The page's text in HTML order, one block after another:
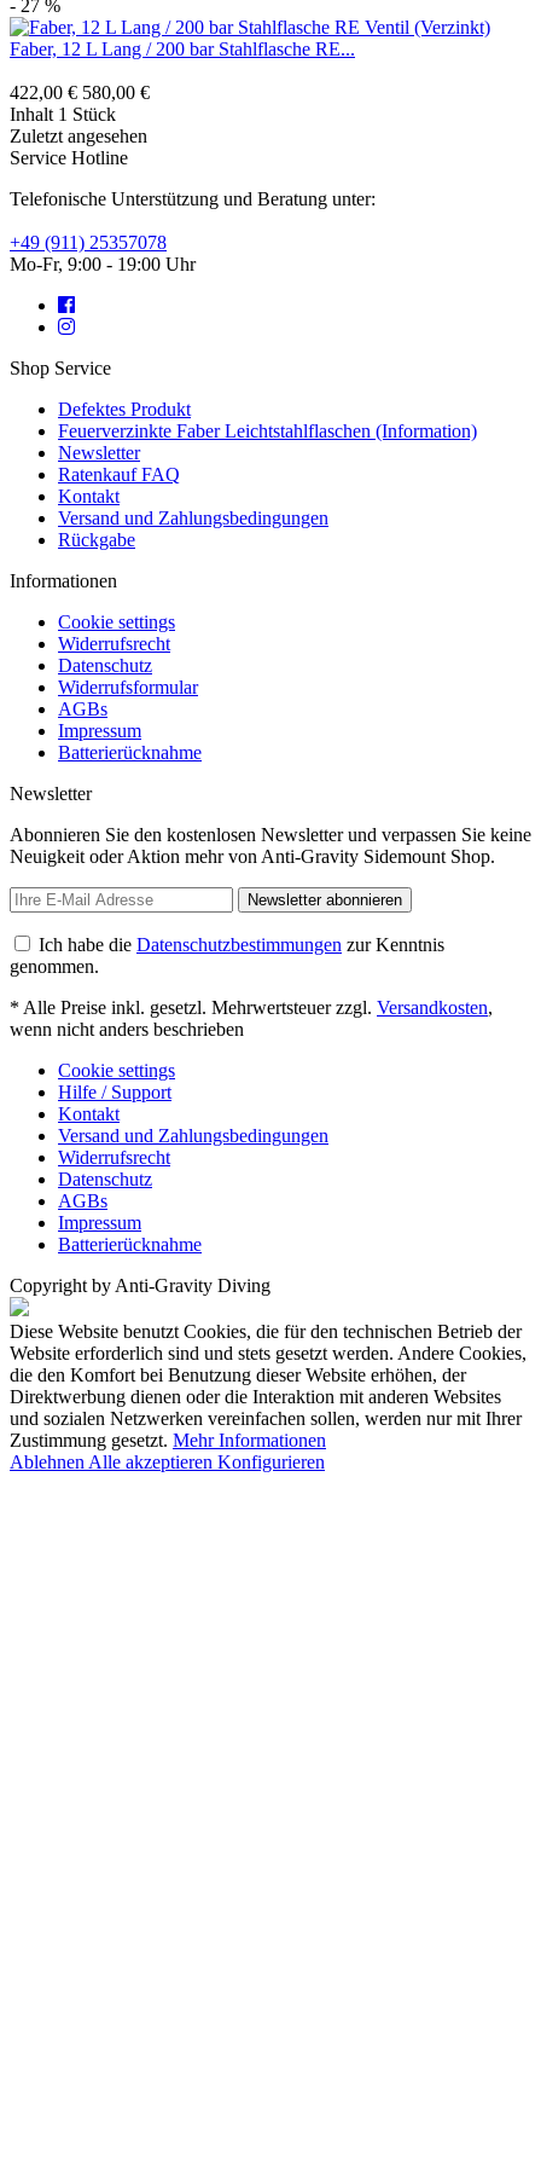
- 27 %
Faber, 12 L Lang / 200 bar Stahlflasche RE...
422,00 € 580,00 €
Inhalt 1 Stück
Zuletzt angesehen
Service Hotline
Telefonische Unterstützung und Beratung unter:
+49 (911) 25357078
Mo-Fr, 9:00 - 19:00 Uhr
Shop Service
Defektes Produkt
Feuerverzinkte Faber Leichtstahlflaschen (Information)
Newsletter
Ratenkauf FAQ
Kontakt
Versand und Zahlungsbedingungen
Rückgabe
Informationen
Cookie settings
Widerrufsrecht
Datenschutz
Widerrufsformular
AGBs
Impressum
Batterierücknahme
Newsletter
Abonnieren Sie den kostenlosen Newsletter und verpassen Sie keine
Neuigkeit oder Aktion mehr von Anti-Gravity Sidemount Shop.
Newsletter abonnieren
Ich habe die Datenschutzbestimmungen zur Kenntnis
genommen.
* Alle Preise inkl. gesetzl. Mehrwertsteuer zzgl. Versandkosten,
wenn nicht anders beschrieben
Cookie settings
Hilfe / Support
Kontakt
Versand und Zahlungsbedingungen
Widerrufsrecht
Datenschutz
AGBs
Impressum
Batterierücknahme
Copyright by Anti-Gravity Diving
Diese Website benutzt Cookies, die für den technischen Betrieb der
Website erforderlich sind und stets gesetzt werden. Andere Cookies,
die den Komfort bei Benutzung dieser Website erhöhen, der
Direktwerbung dienen oder die Interaktion mit anderen Websites
und sozialen Netzwerken vereinfachen sollen, werden nur mit Ihrer
Zustimmung gesetzt. Mehr Informationen
Ablehnen Alle akzeptieren Konfigurieren